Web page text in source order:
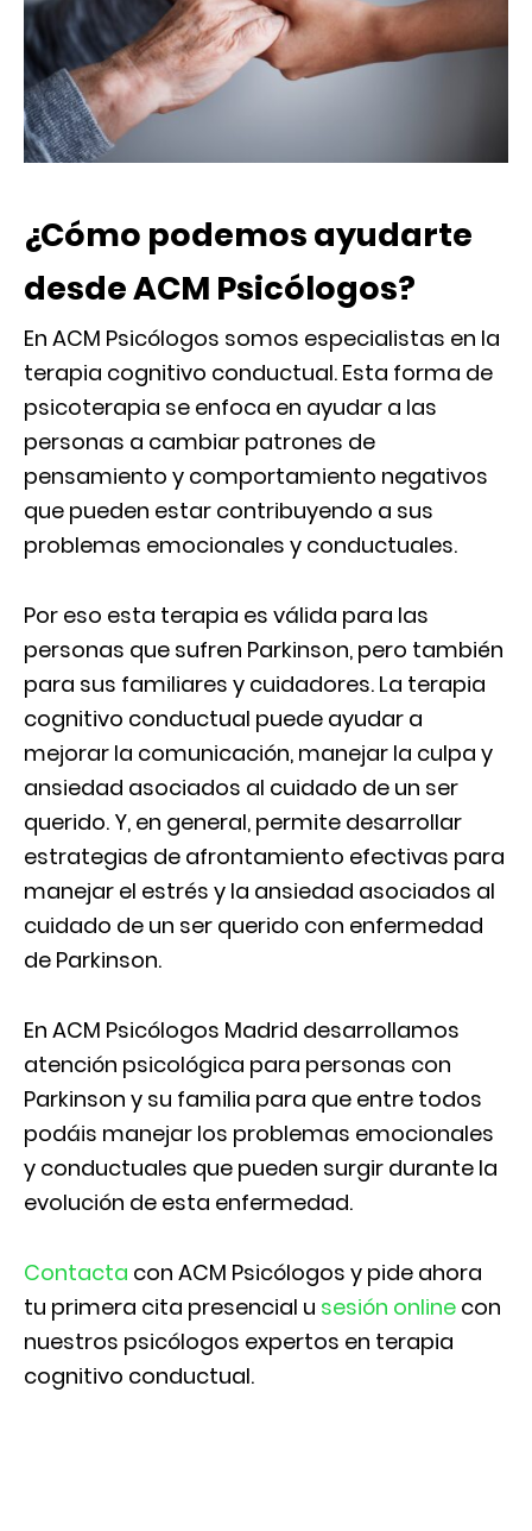
¿Cómo podemos ayudarte
desde ACM Psicólogos?
En ACM Psicólogos somos especialistas en la
terapia cognitivo conductual. Esta forma de
psicoterapia se enfoca en ayudar a las
personas a cambiar patrones de
pensamiento y comportamiento negativos
que pueden estar contribuyendo a sus
problemas emocionales y conductuales.
Por eso esta terapia es válida para las
personas que sufren Parkinson, pero también
para sus familiares y cuidadores. La terapia
cognitivo conductual puede ayudar a
mejorar la comunicación, manejar la culpa y
ansiedad asociados al cuidado de un ser
querido. Y, en general, permite desarrollar
estrategias de afrontamiento efectivas para
manejar el estrés y la ansiedad asociados al
cuidado de un ser querido con enfermedad
de Parkinson.
En ACM Psicólogos Madrid desarrollamos
atención psicológica para personas con
Parkinson y su familia para que entre todos
podáis manejar los problemas emocionales
y conductuales que pueden surgir durante la
evolución de esta enfermedad.
Contacta con ACM Psicólogos y pide ahora
tu primera cita presencial u sesión online con
nuestros psicólogos expertos en terapia
cognitivo conductual.